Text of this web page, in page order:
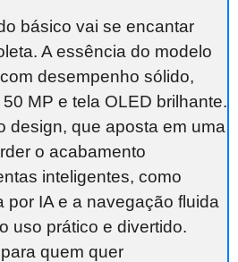
básico vai se encantar
A essência do modelo
desempenho sólido,
MP e tela OLED brilhante.
design, que aposta em uma
o acabamento
inteligentes, como
por IA e a navegação fluida
uso prático e divertido.
quem quer